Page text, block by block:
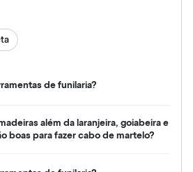
de funilaria?
além da laranjeira, goiabeira e
boas para fazer cabo de martelo?